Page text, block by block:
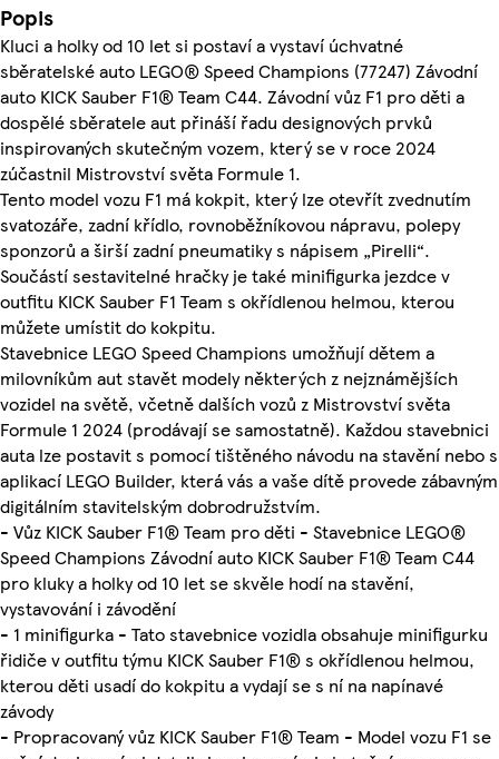
Popis
Kluci a holky od 10 let si postaví a vystaví úchvatné
sběratelské auto LEGO® Speed Champions (77247) Závodní
auto KICK Sauber F1® Team C44. Závodní vůz F1 pro děti a
dospělé sběratele aut přináší řadu designových prvků
inspirovaných skutečným vozem, který se v roce 2024
zúčastnil Mistrovství světa Formule 1.
Tento model vozu F1 má kokpit, který lze otevřít zvednutím
svatozáře, zadní křídlo, rovnoběžníkovou nápravu, polepy
sponzorů a širší zadní pneumatiky s nápisem „Pirelli“.
Součástí sestavitelné hračky je také minifigurka jezdce v
outfitu KICK Sauber F1 Team s okřídlenou helmou, kterou
můžete umístit do kokpitu.
Stavebnice LEGO Speed Champions umožňují dětem a
milovníkům aut stavět modely některých z nejznámějších
vozidel na světě, včetně dalších vozů z Mistrovství světa
Formule 1 2024 (prodávají se samostatně). Každou stavebnici
auta lze postavit s pomocí tištěného návodu na stavění nebo s
aplikací LEGO Builder, která vás a vaše dítě provede zábavným
digitálním stavitelským dobrodružstvím.
- Vůz KICK Sauber F1® Team pro děti - Stavebnice LEGO®
Speed Champions Závodní auto KICK Sauber F1® Team C44
pro kluky a holky od 10 let se skvěle hodí na stavění,
vystavování i závodění
- 1 minifigurka - Tato stavebnice vozidla obsahuje minifigurku
řidiče v outfitu týmu KICK Sauber F1® s okřídlenou helmou,
kterou děti usadí do kokpitu a vydají se s ní na napínavé
závody
- Propracovaný vůz KICK Sauber F1® Team - Model vozu F1 se